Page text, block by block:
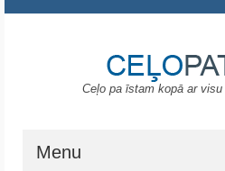
Ceļo pa īstam kopā ar
Menu